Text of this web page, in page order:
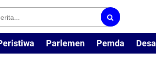
Parlemen Pemda Desa